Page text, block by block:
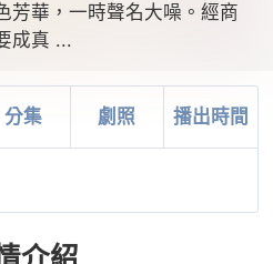
芳華，一時聲名大噪。經商
成真 ...
分集 劇照 播出時間